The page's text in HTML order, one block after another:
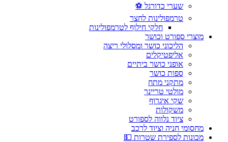
שערי כדורגל ⚽
טרמפולינות לחצר
חלקי חילוף לטרמפולינות
מוצרי ספורט וכושר
הליכוני כושר ומסלולי ריצה
אליפטיקלים
אופני כושר ביתיים
ספות כושר
מתקני מתח
מולטי טריינר
שקי איגרוף
משקולות
ציוד נלווה לספורט
מחסומי חניה וציוד לרכב
מכונות לספירת שטרות 💵